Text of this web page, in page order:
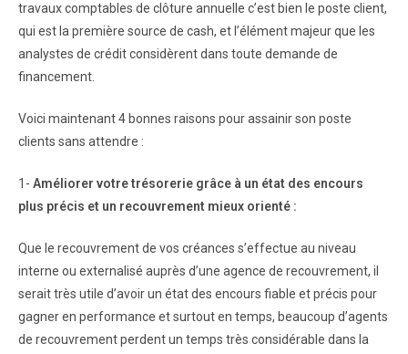
travaux comptables de clôture annuelle c’est bien le poste client,
qui est la première source de cash, et l’élément majeur que les
analystes de crédit considèrent dans toute demande de
financement.
Voici maintenant 4 bonnes raisons pour assainir son poste
clients sans attendre :
1- Améliorer votre trésorerie grâce à un état des encours
plus précis et un recouvrement mieux orienté :
Que le recouvrement de vos créances s’effectue au niveau
interne ou externalisé auprès d’une agence de recouvrement, il
serait très utile d’avoir un état des encours fiable et précis pour
gagner en performance et surtout en temps, beaucoup d’agents
de recouvrement perdent un temps très considérable dans la